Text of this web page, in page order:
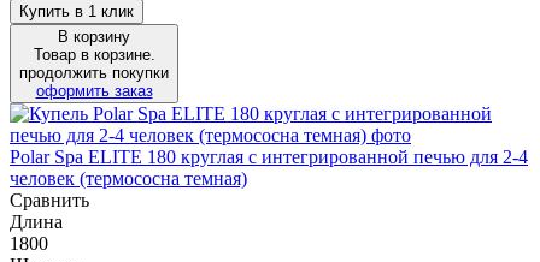
Купить в 1 клик
В корзину
Товар в корзине.
продолжить покупки
оформить заказ
Polar Spa ELITE 180 круглая с интегрированной печью для 2-4
человек (термососна темная)
Сравнить
Длина
1800